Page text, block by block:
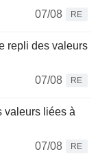
07/08
RE
repli des valeurs
07/08
RE
valeurs liées à
07/08
RE